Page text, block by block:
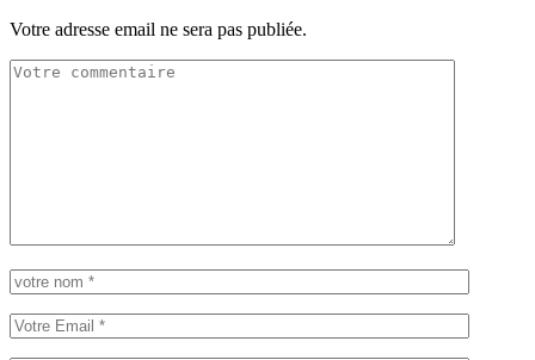
Votre adresse email ne sera pas publiée.